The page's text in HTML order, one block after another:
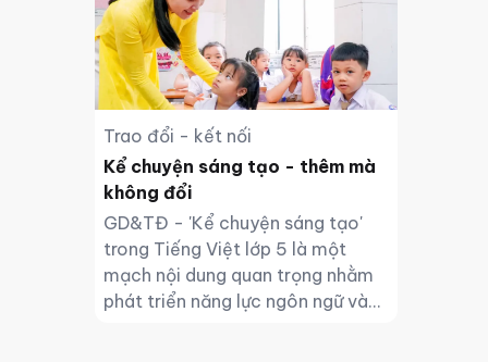
Trao đổi - kết nối
Kể chuyện sáng tạo - thêm mà
không đổi
GD&TĐ - 'Kể chuyện sáng tạo'
trong Tiếng Việt lớp 5 là một
mạch nội dung quan trọng nhằm
phát triển năng lực ngôn ngữ và